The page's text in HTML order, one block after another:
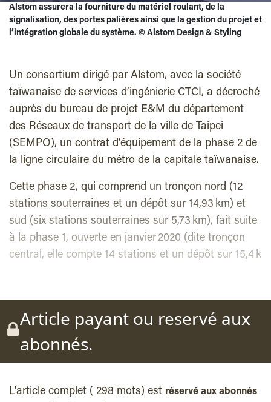
Alstom assurera la fourniture du matériel roulant, de la
signalisation, des portes palières ainsi que la gestion du projet et
l’intégration globale du système. © Alstom Design & Styling
Un consortium dirigé par Alstom, avec la société
taïwanaise de services d’ingénierie CTCI, a décroché
auprès du bureau de projet E&M du département
des Réseaux de transport de la ville de Taipei
(SEMPO), un contrat d’équipement de la phase 2 de
la ligne circulaire du métro de la capitale taïwanaise.
Cette phase 2, qui comprend un tronçon nord (12
stations souterraines et un dépôt sur 14,93 km) et
sud (six stations souterraines sur 5,73 km), fait suite
à la phase 1, ouverte en janvier 2020 (dite tronçon
central, elle compte 14 stations et un dépôt sur 15,4 k
Article payant ou reservé aux
abonnés.
L'article complet ( 298 mots) est réservé aux abonnés